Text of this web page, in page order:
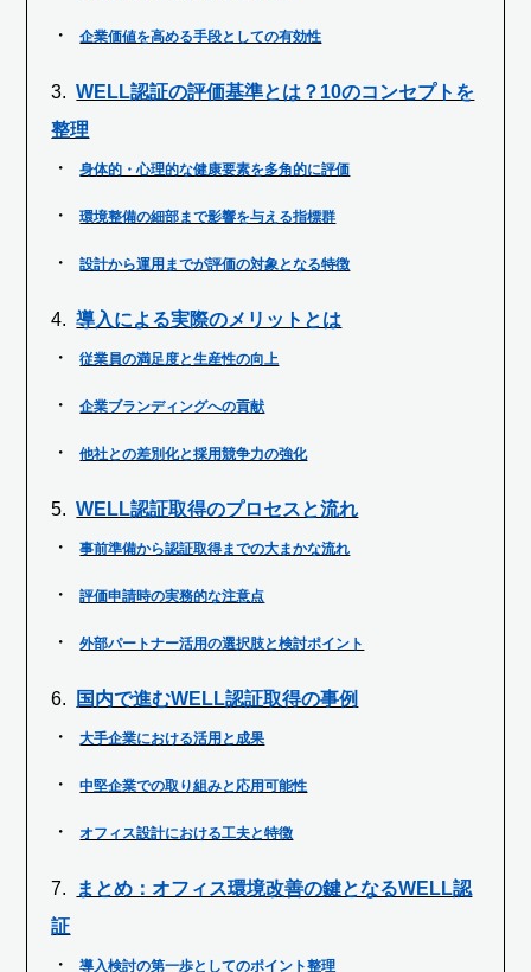
企業価値を高める手段としての有効性
WELL認証の評価基準とは？10のコンセプトを
整理
身体的・心理的な健康要素を多角的に評価
環境整備の細部まで影響を与える指標群
設計から運用までが評価の対象となる特徴
導入による実際のメリットとは
従業員の満足度と生産性の向上
企業ブランディングへの貢献
他社との差別化と採用競争力の強化
WELL認証取得のプロセスと流れ
事前準備から認証取得までの大まかな流れ
評価申請時の実務的な注意点
外部パートナー活用の選択肢と検討ポイント
国内で進むWELL認証取得の事例
大手企業における活用と成果
中堅企業での取り組みと応用可能性
オフィス設計における工夫と特徴
まとめ：オフィス環境改善の鍵となるWELL認
証
導入検討の第一歩としてのポイント整理